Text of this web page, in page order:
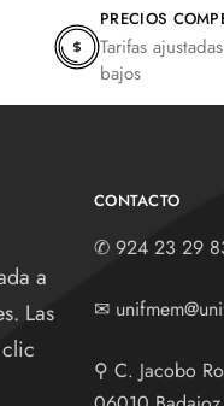
PRECIOS
Tarifas
bajos
a
Las
CONTACTO
✆ 924 23 29
✉
⚲ C. Jacobo